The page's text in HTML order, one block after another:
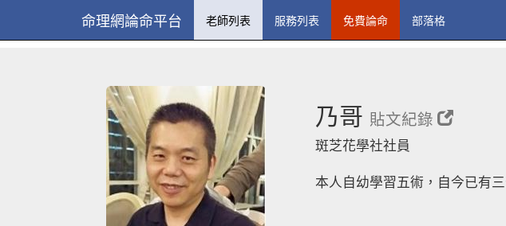
命理網論命平台 老師列表 服務列表 免費論命 部落格
乃哥 貼文紀錄
斑芝花學社社員
本人自幼學習五術，自今已有